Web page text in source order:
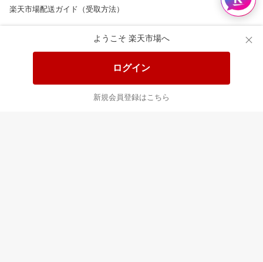
ようこそ 楽天市場へ
ログイン
新規会員登録はこちら
楽天市場配送ガイド（受取方法）
楽天にお店を開きませんか？
楽天ショッピングサービスご利用規約